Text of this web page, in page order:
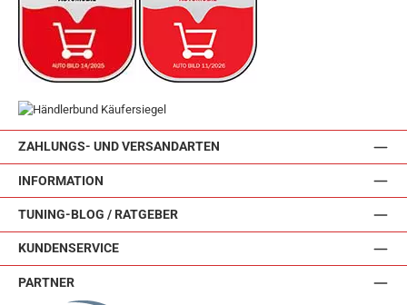
ZAHLUNGS- UND VERSANDARTEN
INFORMATION
TUNING-BLOG / RATGEBER
KUNDENSERVICE
PARTNER